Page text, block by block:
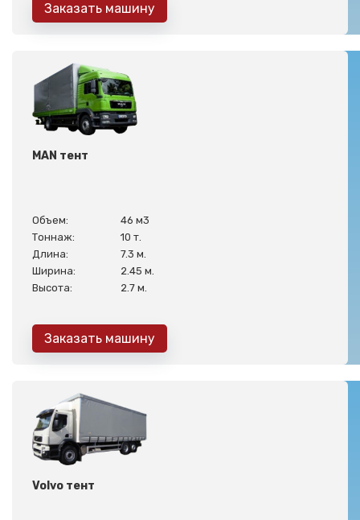
Заказать машину
MAN тент
Объем:
46 м3
Тоннаж:
10 т.
Длина:
7.3 м.
Ширина:
2.45 м.
Высота:
2.7 м.
Заказать машину
Volvo тент